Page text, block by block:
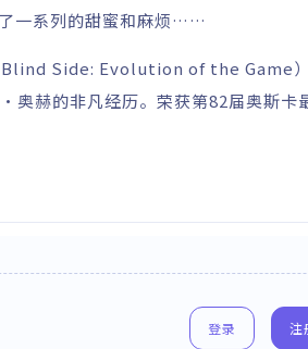
一系列的甜蜜和麻烦……
Side: Evolution of the Game）
赫的非凡经历。荣获第82届奥斯卡
登录 注